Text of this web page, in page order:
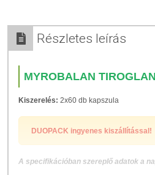
Részletes leírás
MYROBALAN
Kiszerelés: 2x60 db kapszula
DUOPACK ingyenes kiszállítással!
A specifikációban szereplő adatok a